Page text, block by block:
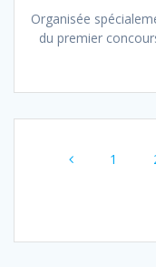
Organisée
du premier
navigation
Page
1